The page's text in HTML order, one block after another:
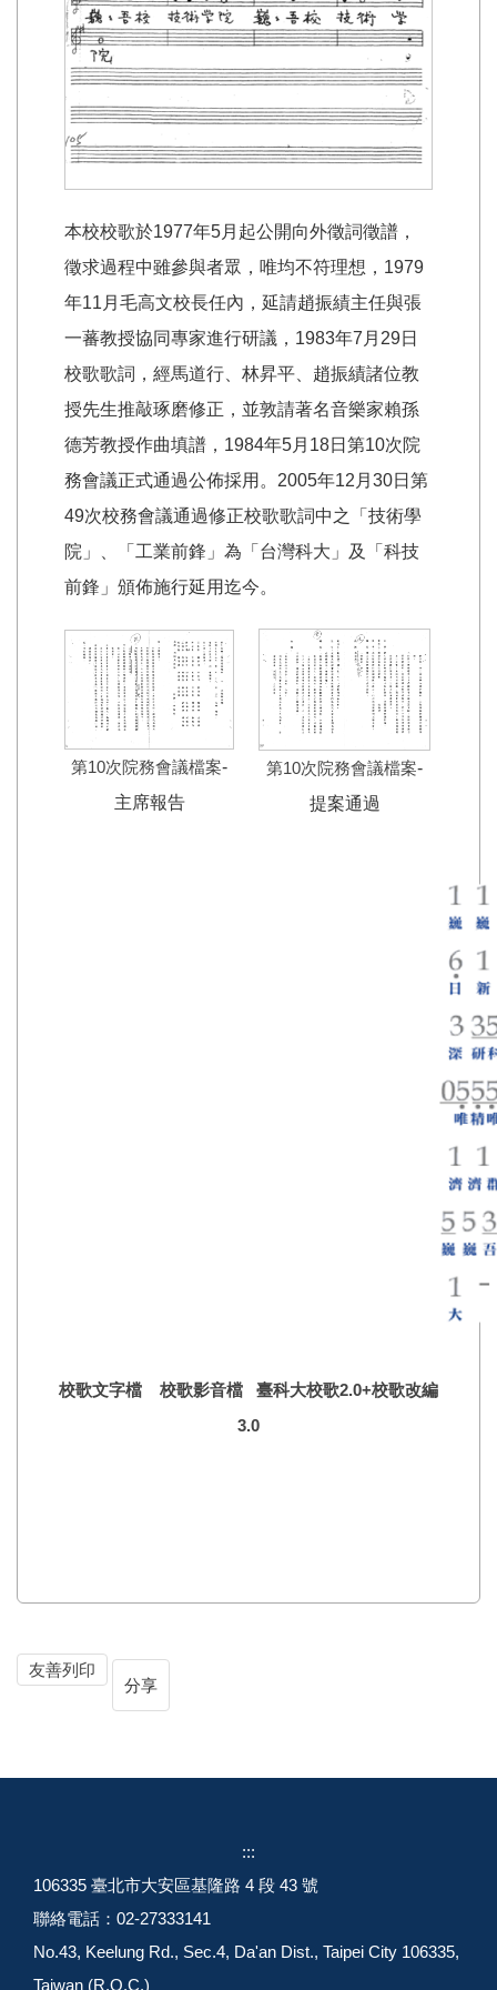
本校校歌於1977年5月起公開向外徵詞徵譜，
徵求過程中雖參與者眾，唯均不符理想，1979
年11月毛高文校長任內，延請趙振績主任與張
一蕃教授協同專家進行研議，1983年7月29日
校歌歌詞，經馬道行、林昇平、趙振績諸位教
授先生推敲琢磨修正，並敦請著名音樂家賴孫
德芳教授作曲填譜，1984年5月18日第10次院
務會議正式通過公佈採用。2005年12月30日第
49次校務會議通過修正校歌歌詞中之「技術學
院」、「工業前鋒」為「台灣科大」及「科技
前鋒」頒佈施行延用迄今。
第10次院務會議檔案-
主席報告
第10次院務會議檔案-
提案通過
校歌文字檔 校歌影音檔
臺科大校歌2.0+校歌改編
3.0
友善列印
分享
:::
106335 臺北市大安區基隆路 4 段 43 號
聯絡電話：02-27333141
No.43, Keelung Rd., Sec.4, Da'an Dist., Taipei City 106335,
Taiwan (R.O.C.)